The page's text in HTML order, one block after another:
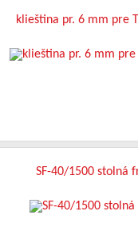
klieština pr. 6 mm pre
SF-40/1500 stolná